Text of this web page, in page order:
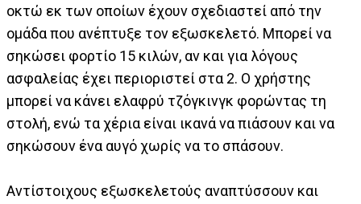
οκτώ εκ των οποίων έχουν σχεδιαστεί από την
ομάδα που ανέπτυξε τον εξωσκελετό. Μπορεί να
σηκώσει φορτίο 15 κιλών, αν και για λόγους
ασφαλείας έχει περιοριστεί στα 2. Ο χρήστης
μπορεί να κάνει ελαφρύ τζόγκινγκ φορώντας τη
στολή, ενώ τα χέρια είναι ικανά να πιάσουν και να
σηκώσουν ένα αυγό χωρίς να το σπάσουν.
Αντίστοιχους εξωσκελετούς αναπτύσσουν και